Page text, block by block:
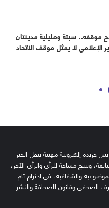
جريدة إلكترونية مهنية تنقل الخبر
وتتيح مساحة للرأي والرأي الآخر،
والشفافية، في احترام تام
الصحفي وقانون الصحافة والنشر.